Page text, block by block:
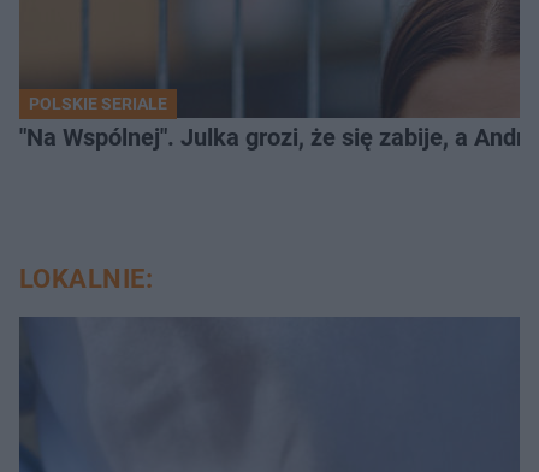
POLSKIE SERIALE
"Na Wspólnej". Julka grozi, że się zabije, a
LOKALNIE: